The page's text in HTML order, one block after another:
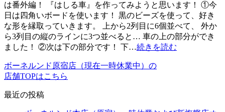
は番外編！ 『はしる車』を作ってみようと思います！ ①今
日は四角いボードを使います！ 黒のビーズを使って、好き
な形を縁取っていきます。 上から2列目に6個並べて、 外か
ら3列目の縦のラインに3つ並べると… 車の上の部分ができ
ました！ ②次は下の部分です！ 下…続きを読む
ボーネルンド原宿店（現在一時休業中）の
店舗TOPはこちら
最近の投稿